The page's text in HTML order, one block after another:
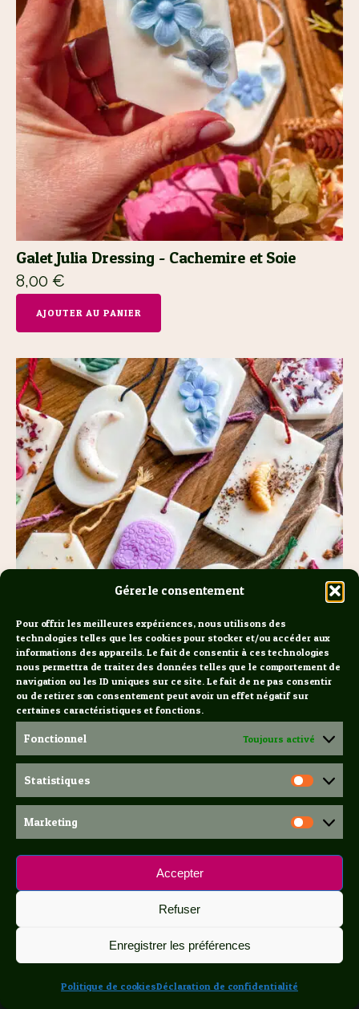
Gérer le consentement
Pour offrir les meilleures expériences, nous utilisons des
technologies telles que les cookies pour stocker et/ou accéder aux
informations des appareils. Le fait de consentir à ces technologies
nous permettra de traiter des données telles que le comportement de
navigation ou les ID uniques sur ce site. Le fait de ne pas consentir
ou de retirer son consentement peut avoir un effet négatif sur
certaines caractéristiques et fonctions.
Fonctionnel Toujours activé
Statistiques
Marketing
Accepter
Refuser
Enregistrer les préférences
Politique de cookiesDéclaration de confidentialité
Galet Julia Dressing - Cachemire et Soie
8,00 €
AJOUTER AU PANIER
Galet Julia Dressing
8,00€